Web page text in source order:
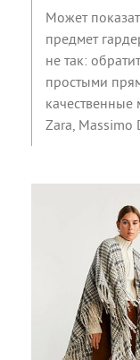
Может
предмет
не так:
простыми
Zara, Massimo